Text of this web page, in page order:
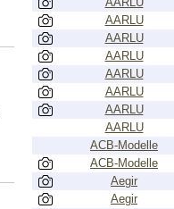
AARLU
AARLU
AARLU
AARLU
AARLU
AARLU
AARLU
ACB-Modelle
ACB-Modelle
Aegir
Aegir